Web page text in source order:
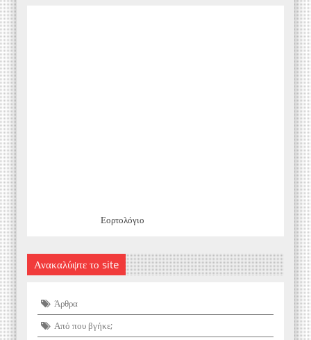
Εορτολόγιο
Ανακαλύψτε το site
Άρθρα
Από που βγήκε;